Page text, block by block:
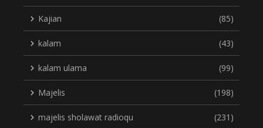
Kajian (85)
kalam (43)
kalam ulama (99)
Majelis (198)
majelis sholawat radioqu (231)